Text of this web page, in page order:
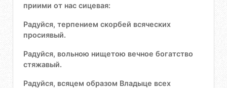
приими от нас сицевая:
Радуйся, терпением скорбей всяческих
просиявый.
Радуйся, вольною нищетою вечное богатство
стяжавый.
Радуйся, всяцем образом Владыце всех